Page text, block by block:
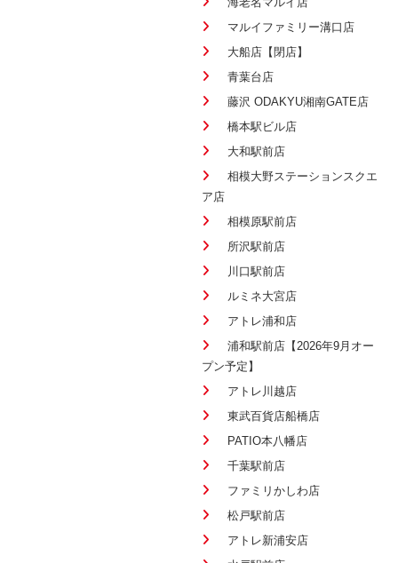
マルイファミリー溝口店
大船店【閉店】
青葉台店
藤沢 ODAKYU湘南GATE店
橋本駅ビル店
大和駅前店
相模大野ステーションスクエ
ア店
相模原駅前店
所沢駅前店
川口駅前店
ルミネ大宮店
アトレ浦和店
浦和駅前店【2026年9月オー
プン予定】
アトレ川越店
東武百貨店船橋店
PATIO本八幡店
千葉駅前店
ファミリかしわ店
松戸駅前店
アトレ新浦安店